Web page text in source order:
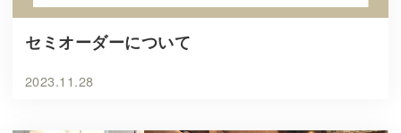
セミオーダーについて
2023.11.28